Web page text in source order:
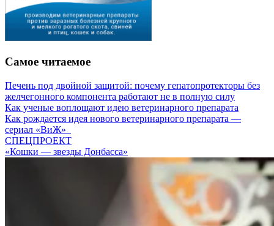
Самое читаемое
Печень под двойной защитой: почему гепатопротекторы без
желчегонного компонента работают не в полную силу
Как ученые воплощают идею ветеринарного препарата
Как рождается идея нового ветеринарного препарата —
сериал «ВиЖ»
СПЕЦПРОЕКТ
«Кошки — звезды Донбасса»